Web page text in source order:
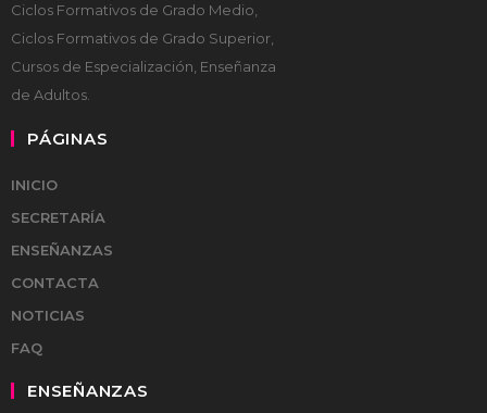
Ciclos Formativos de Grado Medio,
Ciclos Formativos de Grado Superior,
Cursos de Especialización, Enseñanza
de Adultos.
PÁGINAS
INICIO
SECRETARÍA
ENSEÑANZAS
CONTACTA
NOTICIAS
FAQ
ENSEÑANZAS